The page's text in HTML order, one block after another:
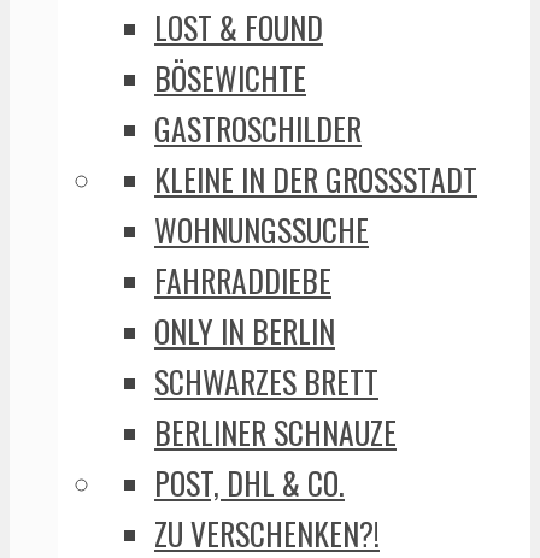
LOST & FOUND
BÖSEWICHTE
GASTROSCHILDER
KLEINE IN DER GROSSSTADT
WOHNUNGSSUCHE
FAHRRADDIEBE
ONLY IN BERLIN
SCHWARZES BRETT
BERLINER SCHNAUZE
POST, DHL & CO.
ZU VERSCHENKEN?!